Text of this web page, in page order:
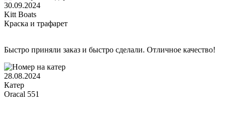
30.09.2024
Kitt Boats
Краска и трафарет
Быстро приняли заказ и быстро сделали. Отличное качество!
28.08.2024
Катер
Oracal 551